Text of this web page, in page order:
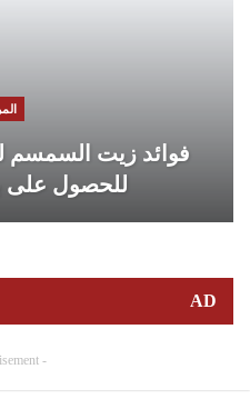
فوائد زيت السمسم
للحصول
AD
-